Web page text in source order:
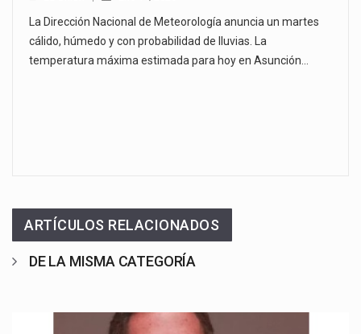
La Dirección Nacional de Meteorología anuncia un martes
cálido, húmedo y con probabilidad de lluvias. La
temperatura máxima estimada para hoy en Asunción…
ARTÍCULOS RELACIONADOS
DE LA MISMA CATEGORÍA